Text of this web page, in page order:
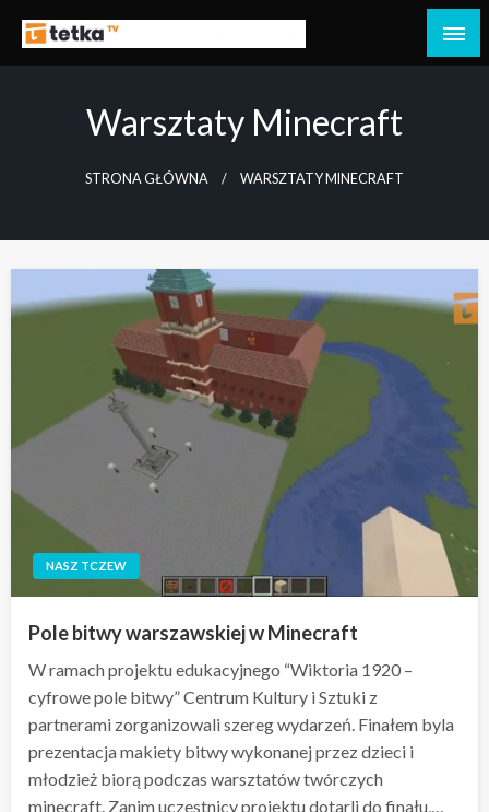
treściTv Tetka Tczew
Tetka Tczew – Twoja lokalna telewizja!
Warsztaty Minecraft
STRONA GŁÓWNA WARSZTATY MINECRAFT
NASZ TCZEW
Pole bitwy warszawskiej w Minecraft
W ramach projektu edukacyjnego “Wiktoria 1920 –
cyfrowe pole bitwy” Centrum Kultury i Sztuki z
partnerami zorganizowali szereg wydarzeń. Finałem byla
prezentacja makiety bitwy wykonanej przez dzieci i
młodzież biorą podczas warsztatów twórczych
minecraft. Zanim uczestnicy projektu dotarli do finału,…